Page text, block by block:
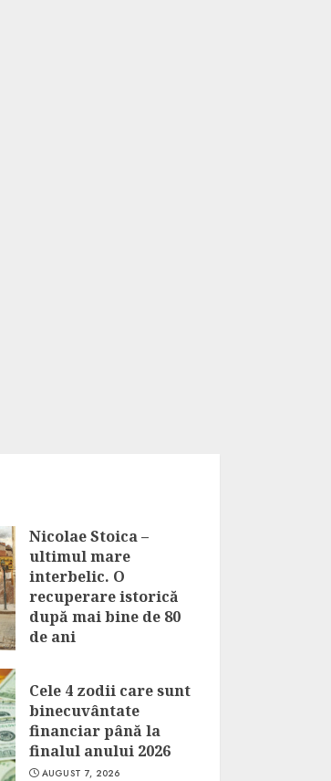
Nicolae Stoica –
ultimul mare
interbelic. O
recuperare istorică
după mai bine de 80
de ani
Cele 4 zodii care sunt
binecuvântate
financiar până la
finalul anului 2026
AUGUST 7, 2026